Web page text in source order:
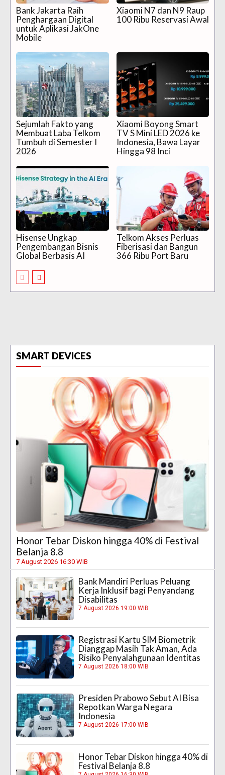
Bank Jakarta Raih
Penghargaan Digital
untuk Aplikasi JakOne
Mobile
Xiaomi N7 dan N9 Raup
100 Ribu Reservasi Awal
Sejumlah Fakto yang
Membuat Laba Telkom
Tumbuh di Semester I
2026
Xiaomi Boyong Smart
TV S Mini LED 2026 ke
Indonesia, Bawa Layar
Hingga 98 Inci
Hisense Ungkap
Pengembangan Bisnis
Global Berbasis AI
Telkom Akses Perluas
Fiberisasi dan Bangun
366 Ribu Port Baru
SMART DEVICES
Honor Tebar Diskon hingga 40% di Festival
Belanja 8.8
7 August 2026 16:30 WIB
Bank Mandiri Perluas Peluang
Kerja Inklusif bagi Penyandang
Disabilitas
7 August 2026 19:00 WIB
Registrasi Kartu SIM Biometrik
Dianggap Masih Tak Aman, Ada
Risiko Penyalahgunaan Identitas
7 August 2026 18:00 WIB
Presiden Prabowo Sebut AI Bisa
Repotkan Warga Negara
Indonesia
7 August 2026 17:00 WIB
Honor Tebar Diskon hingga 40% di
Festival Belanja 8.8